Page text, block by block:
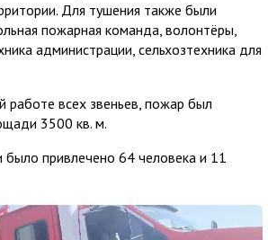
Для тушения также были
пожарная команда, волонтёры,
администрации, сельхозтехника для
работе всех звеньев, пожар был
3500 кв. м.
привлечено 64 человека и 11